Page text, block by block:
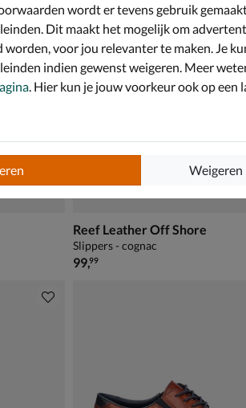
Reef Leather Off Shore
Slippers - cognac
€ 99,99
99,99
wordt er tevens gebruik
Dit maakt het mogelijk om
worden, voor jou relevanter te maken. Je
indien gewenst weigeren. Meer
. Hier kun je jouw voorkeur ook op een
Weigeren